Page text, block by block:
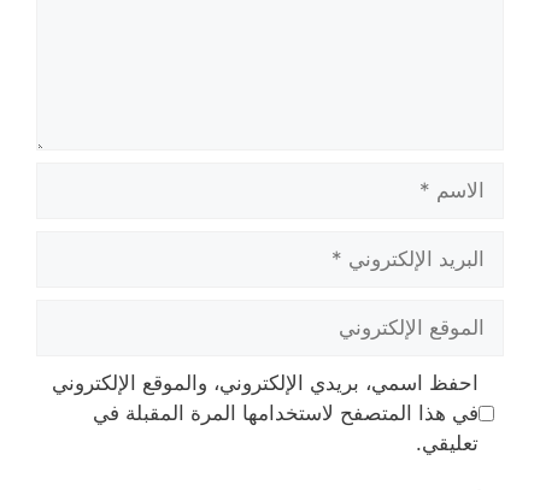
الإلكتروني
الإلكتروني
احفظ اسمي، بريدي الإلكتروني، والموقع الإلكتروني
في هذا المتصفح لاستخدامها المرة المقبلة في
تعليقي.